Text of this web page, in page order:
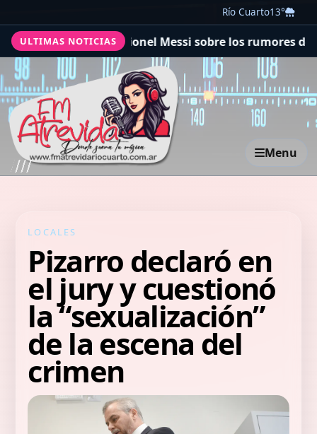
Río Cuarto13°
ULTIMAS NOTICIAS
de Lionel Messi sobre los rumores de la
Menu
LOCALES
Pizarro declaró en
el jury y cuestionó
la “sexualización”
de la escena del
crimen